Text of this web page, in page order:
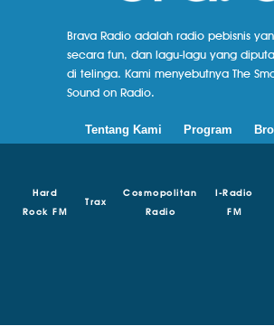
Brava Radio adalah radio pebisnis
secara fun, dan lagu-lagu yang
di telinga. Kami menyebutnya The
Sound on Radio.
Tentang Kami Program
Hard
Rock FM
Trax
Cosmopolitan
Radio
I-Radio
FM